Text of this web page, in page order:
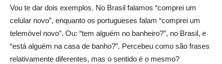
Vou te dar dois exemplos. No Brasil falamos “comprei um
celular novo”, enquanto os portugueses falam “comprei um
telemóvel novo”. Ou: “tem alguém no banheiro?”, no Brasil, e
“está alguém na casa de banho?”. Percebeu como são frases
relativamente diferentes, mas o sentido é o mesmo?